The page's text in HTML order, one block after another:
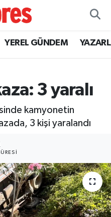
YEREL GÜNDEM
3 yaralı
kamyonetin
3 kişi yaralandı
ve Fikstür